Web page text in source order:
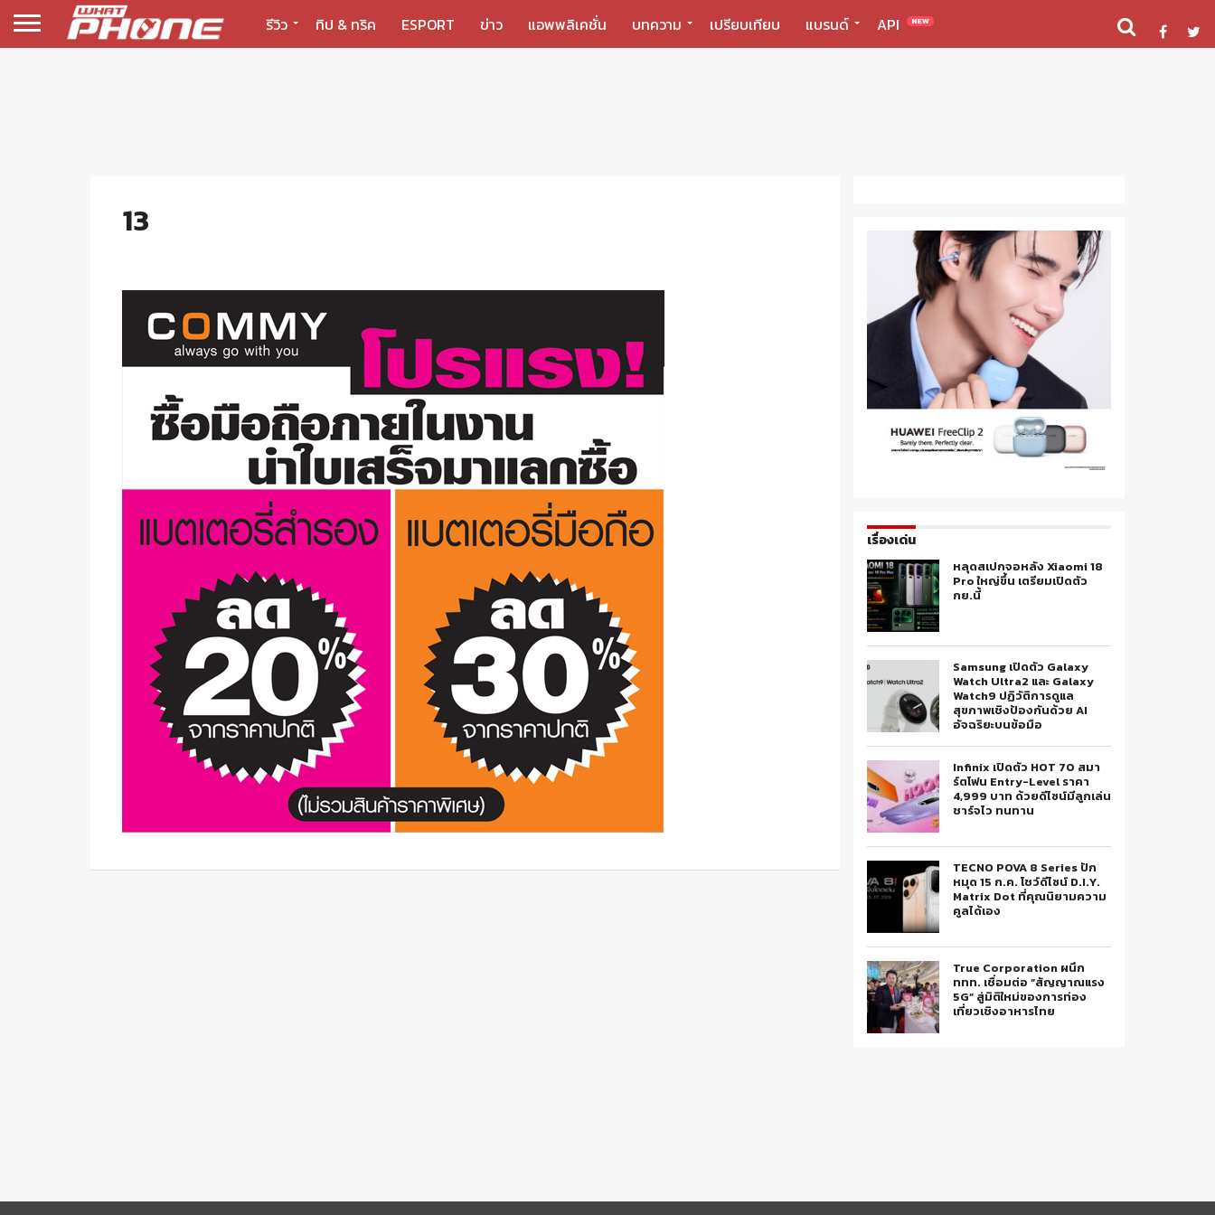
รีวิว ทิป & ทริค ESPORT ข่าว แอพพลิเคชั่น บทความ เปรียบเทียบ แบรนด์ API NEW
13
เรื่องเด่น
หลุดสเปกจอหลัง Xiaomi 18
Pro ใหญ่ขึ้น เตรียมเปิดตัว
กย.นี้
Samsung เปิดตัว Galaxy
Watch Ultra2 และ Galaxy
Watch9 ปฏิวัติการดูแล
สุขภาพเชิงป้องกันด้วย AI
อัจฉริยะบนข้อมือ
Infinix เปิดตัว HOT 70 สมา
ร์ตโฟน Entry-Level ราคา
4,999 บาท ด้วยดีไซน์มีลูกเล่น
ชาร์จไว ทนทาน
TECNO POVA 8 Series ปัก
หมุด 15 ก.ค. โชว์ดีไซน์ D.I.Y.
Matrix Dot ที่คุณนิยามความ
คูลได้เอง
True Corporation ผนึก
ททท. เชื่อมต่อ “สัญญาณแรง
5G” สู่มิติใหม่ของการท่อง
เที่ยวเชิงอาหารไทย